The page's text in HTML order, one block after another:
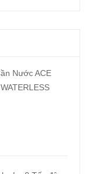
Nước ACE